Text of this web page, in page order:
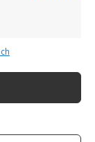
vedou